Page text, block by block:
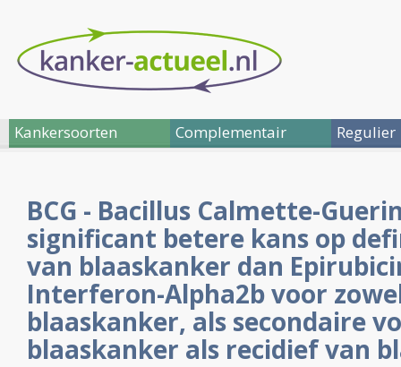
Kankersoorten Complementair Regulier
BCG - Bacillus Calmette-
significant betere kans op
van blaaskanker dan
Interferon-Alpha2b voor
blaaskanker, als secondaire
blaaskanker als recidief van